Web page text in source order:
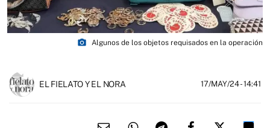
photo_camera Algunos de los objetos requisados en la operación
EL FIELATO Y EL NORA 17/MAY/24- 14:41